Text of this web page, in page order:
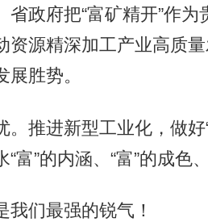
府把“富矿精开”作为
资源精深加工产业高质
胜势。
推进新型工业化，做好
”的内涵、“富”的成色、
们最强的锐气！